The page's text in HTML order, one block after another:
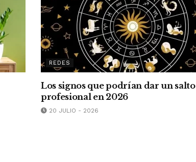
REDES
Los signos que podrían dar un salto
profesional en 2026
20 JULIO - 2026